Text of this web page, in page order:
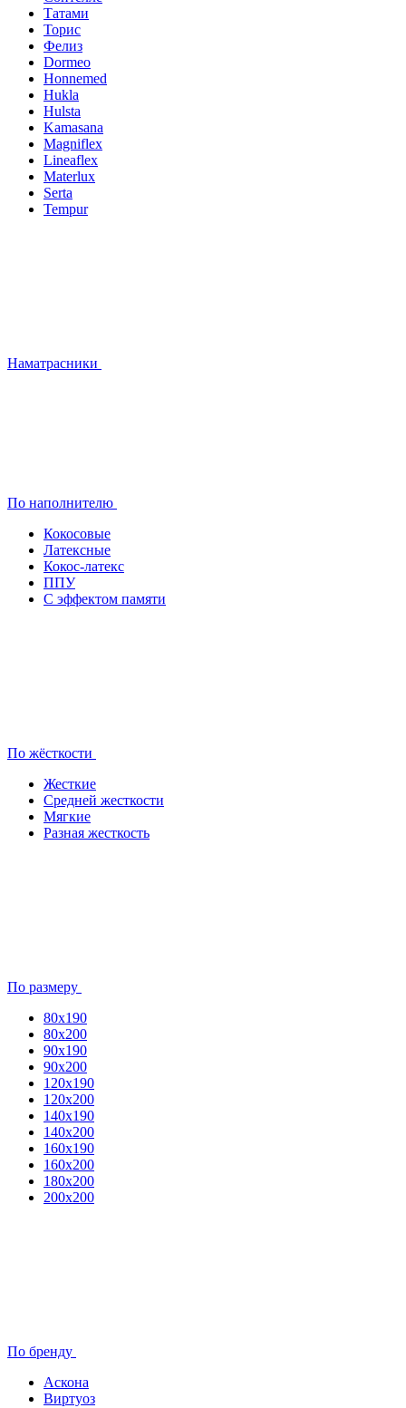
Татами
Торис
Фелиз
Dormeo
Honnemed
Hukla
Hulsta
Kamasana
Magniflex
Lineaflex
Materlux
Serta
Tempur
Наматрасники
По наполнителю
Кокосовые
Латексные
Кокос-латекс
ППУ
С эффектом памяти
По жёсткости
Жесткие
Средней жесткости
Мягкие
Разная жесткость
По размеру
80x190
80х200
90х190
90х200
120х190
120х200
140х190
140х200
160х190
160х200
180х200
200х200
По бренду
Аскона
Виртуоз